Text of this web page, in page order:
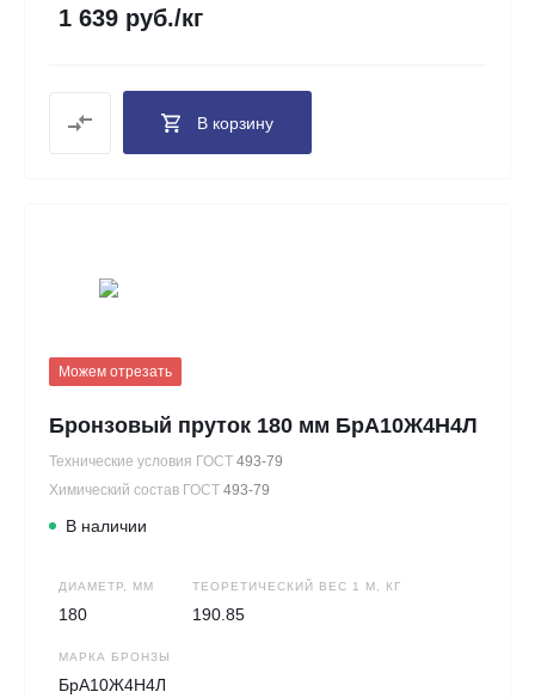
1 639 руб./кг
В корзину
Можем отрезать
Бронзовый пруток 180 мм БрА10Ж4Н4Л
Технические условия ГОСТ 493-79
Химический состав ГОСТ 493-79
В наличии
ДИАМЕТР, ММ
180
ТЕОРЕТИЧЕСКИЙ ВЕС 1 М, КГ
190.85
МАРКА БРОНЗЫ
БрА10Ж4Н4Л